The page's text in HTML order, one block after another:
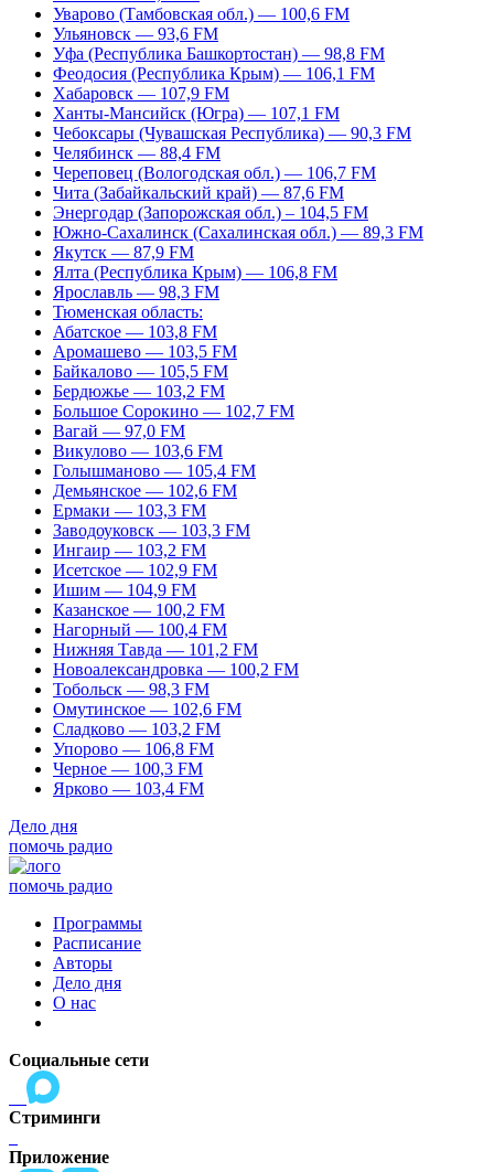
Уварово (Тамбовская обл.) — 100,6 FM
Ульяновск — 93,6 FM
Уфа (Республика Башкортостан) — 98,8 FM
Феодосия (Республика Крым) — 106,1 FM
Хабаровск — 107,9 FM
Ханты-Мансийск (Югра) — 107,1 FM
Чебоксары (Чувашская Республика) — 90,3 FM
Челябинск — 88,4 FM
Череповец (Вологодская обл.) — 106,7 FM
Чита (Забайкальский край) — 87,6 FM
Энергодар (Запорожская обл.) – 104,5 FM
Южно-Сахалинск (Сахалинская обл.) — 89,3 FM
Якутск — 87,9 FM
Ялта (Республика Крым) — 106,8 FM
Ярославль — 98,3 FM
Тюменская область:
Абатское — 103,8 FM
Аромашево — 103,5 FM
Байкалово — 105,5 FM
Бердюжье — 103,2 FM
Большое Сорокино — 102,7 FM
Вагай — 97,0 FM
Викулово — 103,6 FM
Голышманово — 105,4 FM
Демьянское — 102,6 FM
Ермаки — 103,3 FM
Заводоуковск — 103,3 FM
Ингаир — 103,2 FM
Исетское — 102,9 FM
Ишим — 104,9 FM
Казанское — 100,2 FM
Нагорный — 100,4 FM
Нижняя Тавда — 101,2 FM
Новоалександровка — 100,2 FM
Тобольск — 98,3 FM
Омутинское — 102,6 FM
Сладково — 103,2 FM
Упорово — 106,8 FM
Черное — 100,3 FM
Ярково — 103,4 FM
Дело дня
помочь радио
помочь радио
Программы
Расписание
Авторы
Дело дня
О нас
Социальные сети
Стриминги
Приложение